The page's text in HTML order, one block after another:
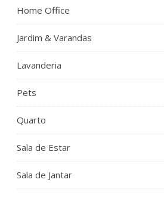
Home Office
Jardim & Varandas
Lavanderia
Pets
Quarto
Sala de Estar
Sala de Jantar